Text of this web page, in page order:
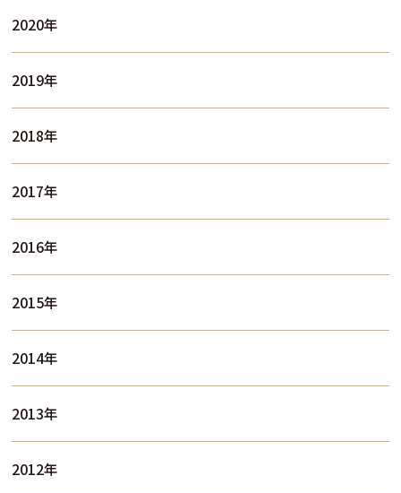
2020年
2019年
2018年
2017年
2016年
2015年
2014年
2013年
2012年